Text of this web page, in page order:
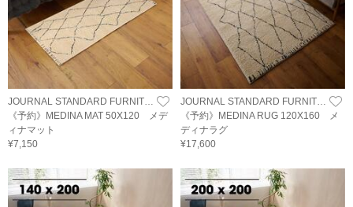
《予約》MEDINA MAT 50X120 メデ
ィナマット
¥7,150
《予約》MEDINA RUG 120X160 メ
ディナラグ
¥17,600